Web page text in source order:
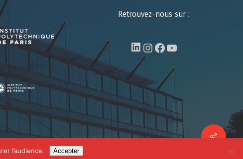
Share
Retrouvez-nous sur :
LinkedIn
Instagram
Facebook
l’audience. Accepter